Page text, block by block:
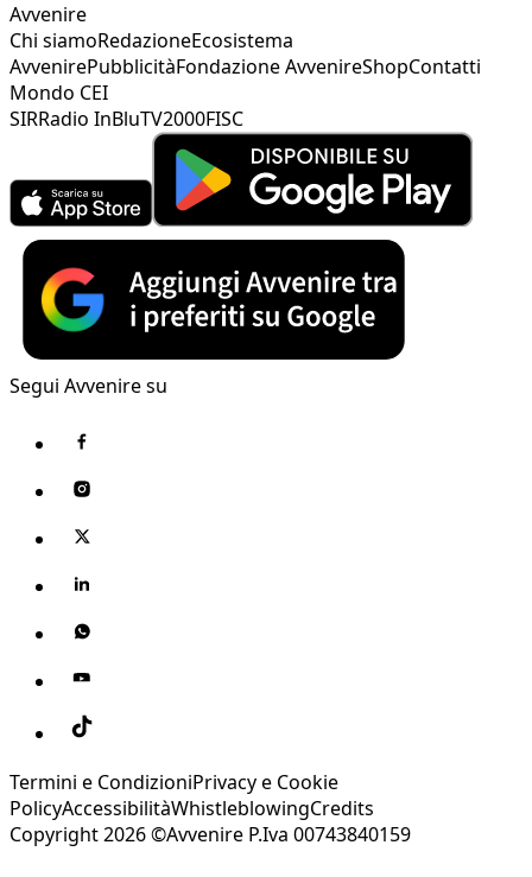
Avvenire
Chi siamoRedazioneEcosistema
AvvenirePubblicitàFondazione AvvenireShopContatti
Mondo CEI
SIRRadio InBluTV2000FISC
Segui Avvenire su
Termini e CondizioniPrivacy e Cookie
PolicyAccessibilitàWhistleblowingCredits
Copyright 2026 ©Avvenire P.Iva 00743840159